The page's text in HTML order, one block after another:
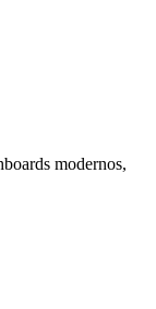
modernos,